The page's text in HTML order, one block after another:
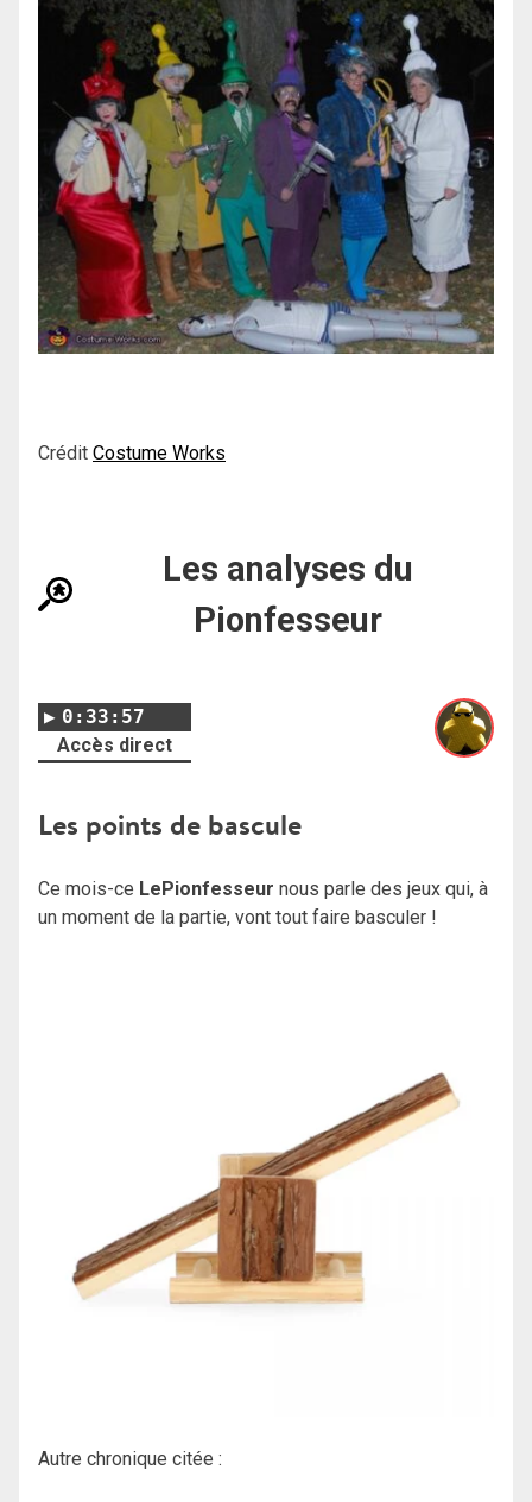
Crédit Costume Works
Les analyses du
Pionfesseur
0:33:57
Accès direct
Les points de bascule
Ce mois-ce LePionfesseur nous parle des jeux qui, à
un moment de la partie, vont tout faire basculer !
Autre chronique citée :